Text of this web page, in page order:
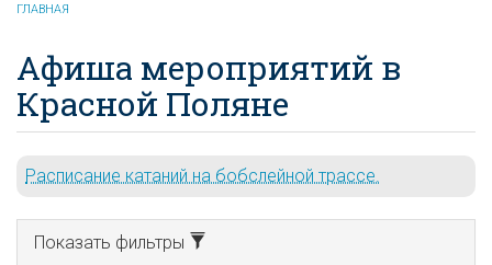
ГЛАВНАЯ
Афиша мероприятий в
Красной Поляне
Расписание катаний на бобслейной трассе.
Показать фильтры